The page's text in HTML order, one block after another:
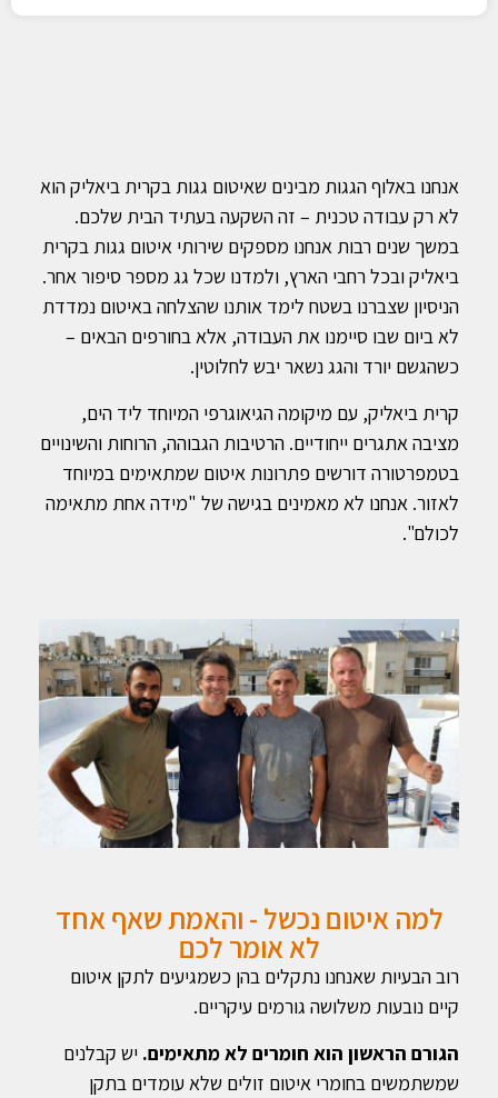
אנחנו באלוף הגגות מבינים שאיטום גגות בקרית ביאליק הוא
לא רק עבודה טכנית – זה השקעה בעתיד הבית שלכם.
במשך שנים רבות אנחנו מספקים שירותי איטום גגות בקרית
ביאליק ובכל רחבי הארץ, ולמדנו שכל גג מספר סיפור אחר.
הניסיון שצברנו בשטח לימד אותנו שהצלחה באיטום נמדדת
לא ביום שבו סיימנו את העבודה, אלא בחורפים הבאים –
כשהגשם יורד והגג נשאר יבש לחלוטין.
קרית ביאליק, עם מיקומה הגיאוגרפי המיוחד ליד הים,
מציבה אתגרים ייחודיים. הרטיבות הגבוהה, הרוחות והשינויים
בטמפרטורה דורשים פתרונות איטום שמתאימים במיוחד
לאזור. אנחנו לא מאמינים בגישה של "מידה אחת מתאימה
לכולם".
למה איטום נכשל - והאמת שאף אחד
לא אומר לכם
רוב הבעיות שאנחנו נתקלים בהן כשמגיעים לתקן איטום
קיים נובעות משלושה גורמים עיקריים.
הגורם הראשון הוא חומרים לא מתאימים. יש קבלנים
שמשתמשים בחומרי איטום זולים שלא עומדים בתקן